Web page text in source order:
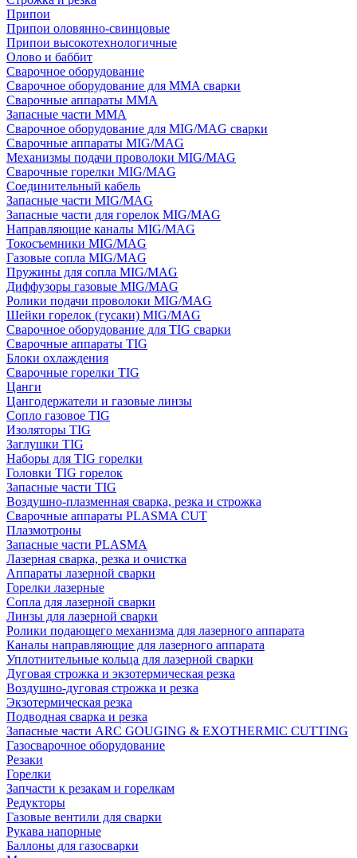
Припои
Припои оловянно-свинцовые
Припои высокотехнологичные
Олово и баббит
Сварочное оборудование
Сварочное оборудование для MMA сварки
Сварочные аппараты MMA
Запасные части MMA
Сварочное оборудование для MIG/MAG сварки
Сварочные аппараты MIG/MAG
Механизмы подачи проволоки MIG/MAG
Сварочные горелки MIG/MAG
Соединительный кабель
Запасные части MIG/MAG
Запасные части для горелок MIG/MAG
Направляющие каналы MIG/MAG
Токосъемники MIG/MAG
Газовые сопла MIG/MAG
Пружины для сопла MIG/MAG
Диффузоры газовые MIG/MAG
Ролики подачи проволоки MIG/MAG
Шейки горелок (гусаки) MIG/MAG
Сварочное оборудование для TIG сварки
Сварочные аппараты TIG
Блоки охлаждения
Сварочные горелки TIG
Цанги
Цангодержатели и газовые линзы
Сопло газовое TIG
Изоляторы TIG
Заглушки TIG
Наборы для TIG горелки
Головки TIG горелок
Запасные части TIG
Воздушно-плазменная сварка, резка и строжка
Сварочные аппараты PLASMA CUT
Плазмотроны
Запасные части PLASMA
Лазерная сварка, резка и очистка
Аппараты лазерной сварки
Горелки лазерные
Сопла для лазерной сварки
Линзы для лазерной сварки
Ролики подающего механизма для лазерного аппарата
Каналы направляющие для лазерного аппарата
Уплотнительные кольца для лазерной сварки
Дуговая строжка и экзотермическая резка
Воздушно-дуговая строжка и резка
Экзотермическая резка
Подводная сварка и резка
Запасные части ARC GOUGING & EXOTHERMIC CUTTING
Газосварочное оборудование
Резаки
Горелки
Запчасти к резакам и горелкам
Редукторы
Газовые вентили для сварки
Рукава напорные
Баллоны для газосварки